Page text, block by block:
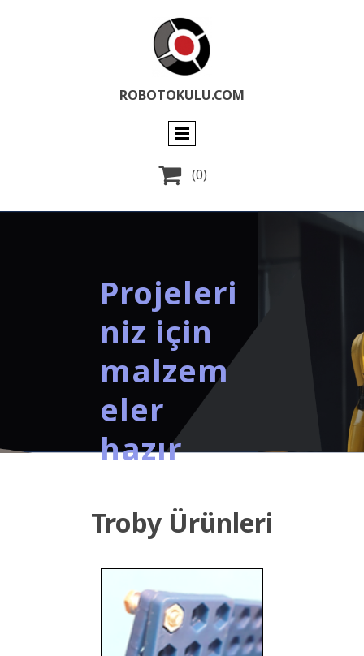
ROBOTOKULU.COM
 (0)
Projeleri
niz için
malzem
eler
hazır
Troby Ürünleri